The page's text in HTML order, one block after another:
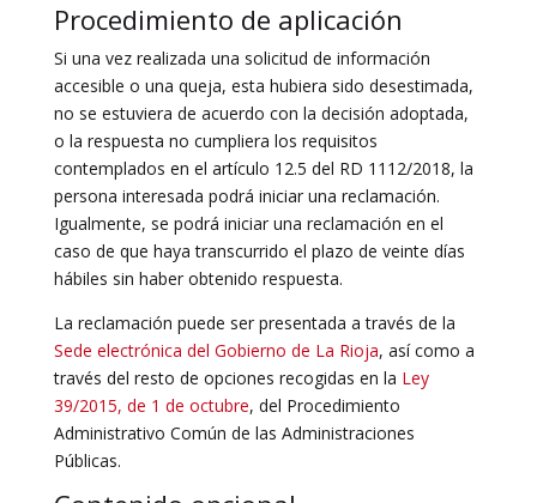
Procedimiento de aplicación
Si una vez realizada una solicitud de información
accesible o una queja, esta hubiera sido desestimada,
no se estuviera de acuerdo con la decisión adoptada,
o la respuesta no cumpliera los requisitos
contemplados en el artículo 12.5 del RD 1112/2018, la
persona interesada podrá iniciar una reclamación.
Igualmente, se podrá iniciar una reclamación en el
caso de que haya transcurrido el plazo de veinte días
hábiles sin haber obtenido respuesta.
La reclamación puede ser presentada a través de la
Sede electrónica del Gobierno de La Rioja, así como a
través del resto de opciones recogidas en la Ley
39/2015, de 1 de octubre, del Procedimiento
Administrativo Común de las Administraciones
Públicas.